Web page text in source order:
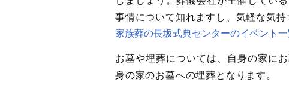
事情について知れますし、気軽な気
家族葬の長坂式典センターのイベント
お墓や埋葬については、自身の家に
身の家のお墓への埋葬となります。